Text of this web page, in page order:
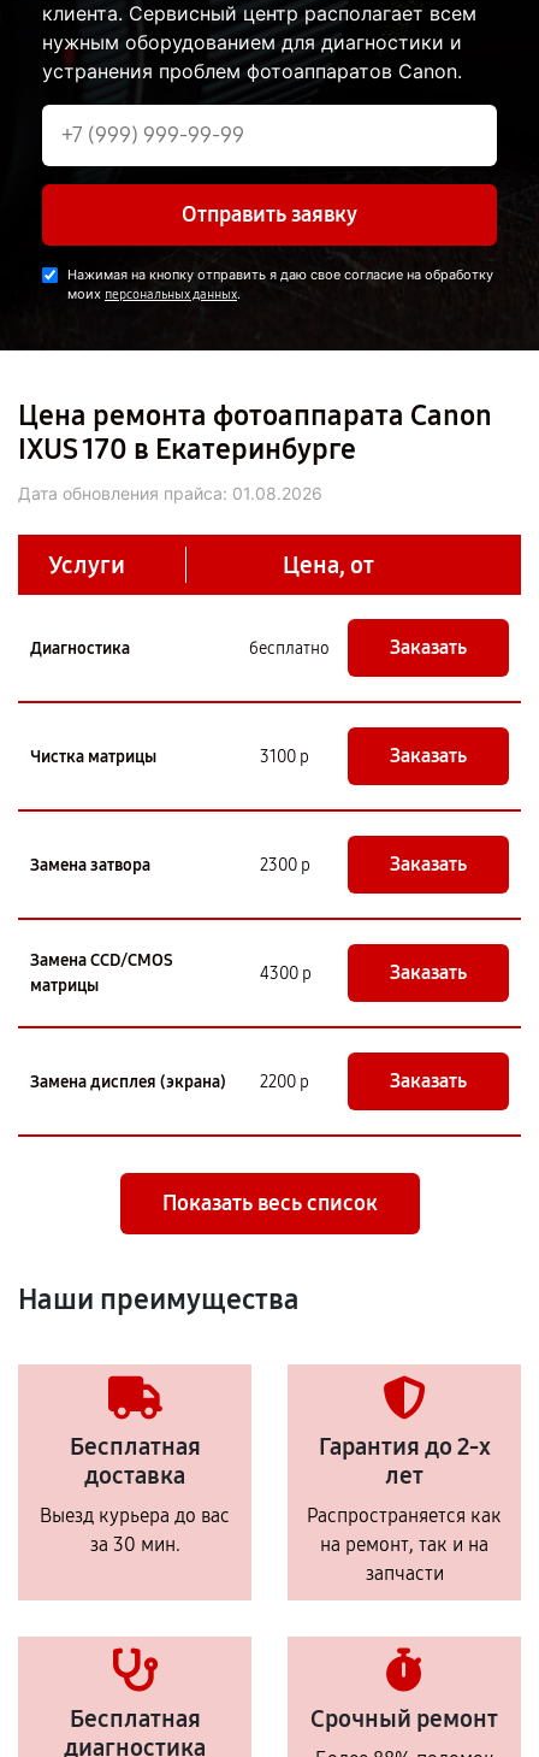
клиента. Сервисный центр располагает всем
нужным оборудованием для диагностики и
устранения проблем фотоаппаратов Canon.
Отправить заявку
Нажимая на кнопку отправить я даю свое согласие на обработку
моих персональных данных.
Цена ремонта фотоаппарата Canon
IXUS 170 в Екатеринбурге
Дата обновления прайса: 01.08.2026
Услуги Цена, от
Диагностика бесплатно Заказать
Чистка матрицы 3100 р Заказать
Замена затвора 2300 р Заказать
Замена CCD/CMOS
матрицы
4300 р Заказать
Замена дисплея (экрана) 2200 р Заказать
Показать весь список
Наши преимущества
Бесплатная
доставка
Выезд курьера до вас
за 30 мин.
Гарантия до 2-х
лет
Распространяется как
на ремонт, так и на
запчасти
Бесплатная
диагностика
Срочный ремонт